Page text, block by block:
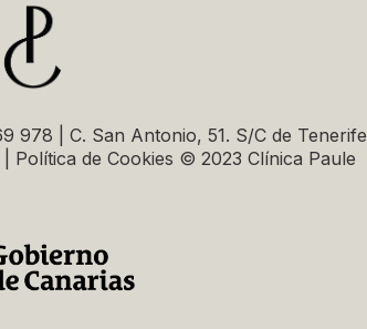
978 | C. San Antonio, 51. S/C de Tenerife
Política de Cookies © 2023 Clínica Paule